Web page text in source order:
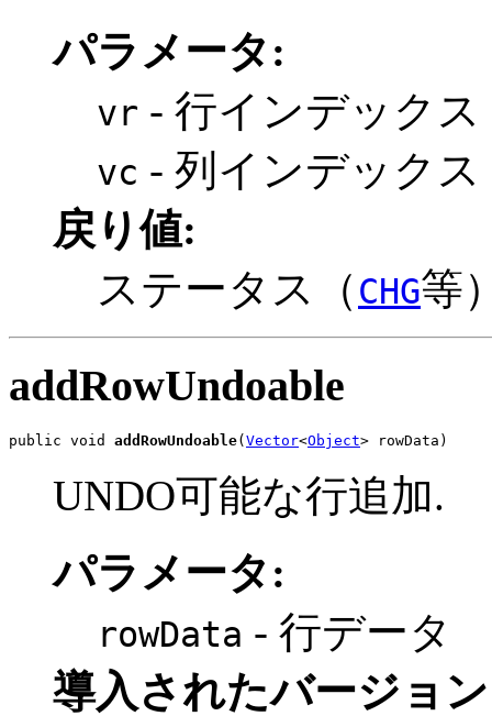
パラメータ:
vr - 行インデックス
vc - 列インデックス
戻り値:
ステータス（ CHG等
addRowUndoable
public void addRowUndoable(Vector<Object> rowData)
UNDO可能な行追加.
パラメータ:
rowData - 行データ
導入されたバージョ